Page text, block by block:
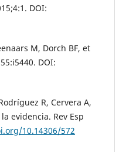
DOI:
M, Dorch BF, et
DOI:
R, Cervera A,
evidencia. Rev Esp
10.14306/572